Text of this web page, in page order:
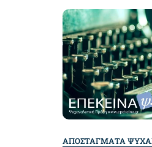
ΑΠΟΣΤΑΓΜΑΤΑ